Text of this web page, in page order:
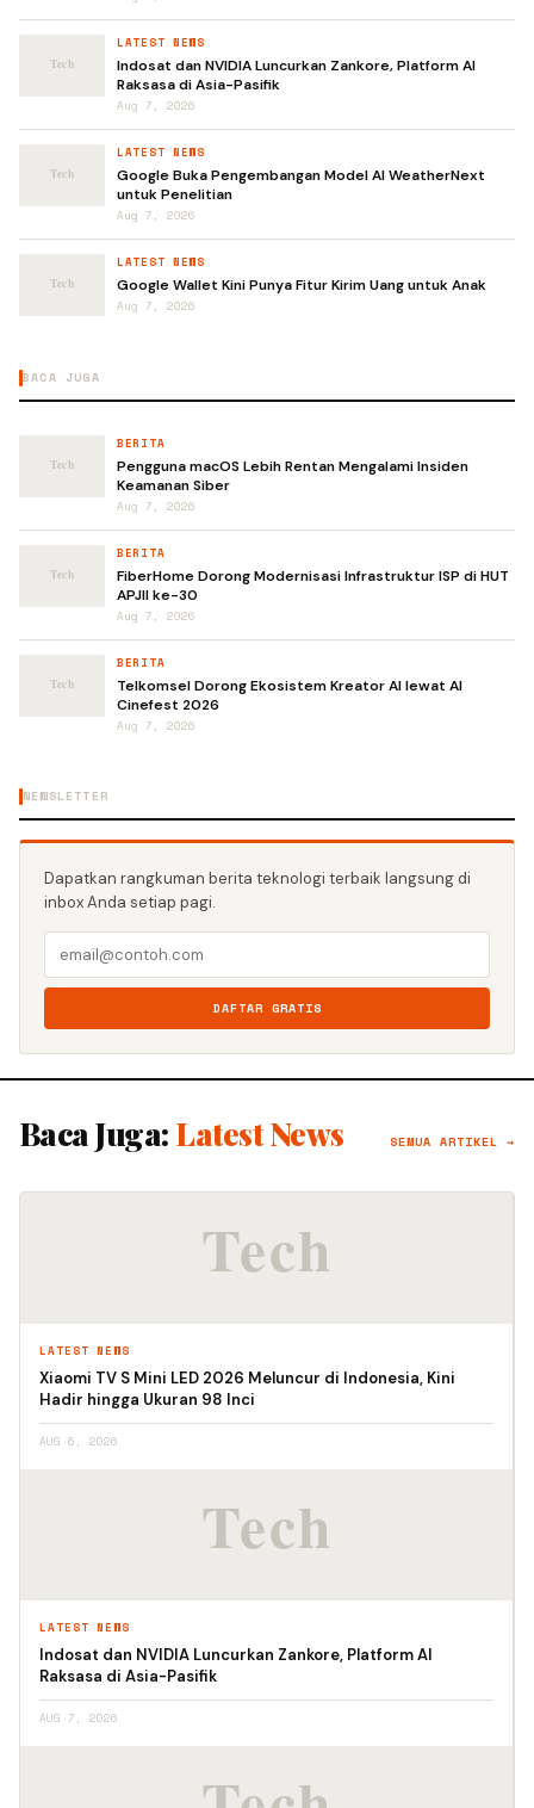
LATEST NEWS
Indosat dan NVIDIA Luncurkan Zankore, Platform AI
Raksasa di Asia-Pasifik
Aug 7, 2026
LATEST NEWS
Google Buka Pengembangan Model AI WeatherNext
untuk Penelitian
Aug 7, 2026
LATEST NEWS
Google Wallet Kini Punya Fitur Kirim Uang untuk Anak
Aug 7, 2026
BACA JUGA
BERITA
Pengguna macOS Lebih Rentan Mengalami Insiden
Keamanan Siber
Aug 7, 2026
BERITA
FiberHome Dorong Modernisasi Infrastruktur ISP di HUT
APJII ke-30
Aug 7, 2026
BERITA
Telkomsel Dorong Ekosistem Kreator AI lewat AI
Cinefest 2026
Aug 7, 2026
NEWSLETTER
Dapatkan rangkuman berita teknologi terbaik langsung di
inbox Anda setiap pagi.
DAFTAR GRATIS
Baca Juga: Latest News SEMUA ARTIKEL →
LATEST NEWS
Xiaomi TV S Mini LED 2026 Meluncur di Indonesia, Kini
Hadir hingga Ukuran 98 Inci
AUG 6, 2026
LATEST NEWS
Indosat dan NVIDIA Luncurkan Zankore, Platform AI
Raksasa di Asia-Pasifik
AUG 7, 2026